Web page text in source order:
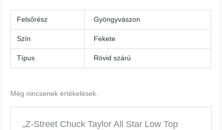
Felsőrész Gyöngyvászon
Szín Fekete
Típus Rövid szárú
Még nincsenek értékelések.
„Z-Street Chuck Taylor All Star Low Top